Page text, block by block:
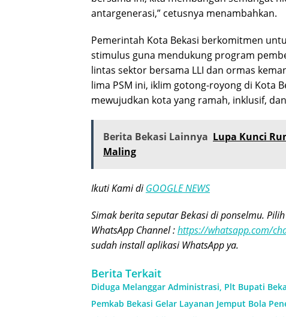
antargenerasi,” cetusnya menambahkan.
Pemerintah Kota Bekasi berkomitmen
stimulus guna mendukung program
lintas sektor bersama LLI dan ormas
lima PSM ini, iklim gotong-royong di Kota
mewujudkan kota yang ramah, inklusif,
Berita Bekasi Lainnya Lupa Kunci
Maling
Ikuti Kami diGOOGLE NEWS
Simak berita seputar Bekasi di ponselmu.
WhatsApp Channel :https://whatsapp.com/
sudah install aplikasi WhatsApp ya.
Berita Terkait
Diduga Melanggar Administrasi, Plt Bupati
Pemkab Bekasi Gelar Layanan Jemput Bola